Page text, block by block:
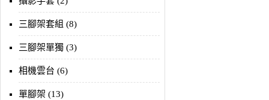
三腳架套組 (8)
三腳架單獨 (3)
相機雲台 (6)
單腳架 (13)